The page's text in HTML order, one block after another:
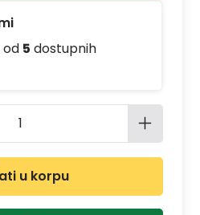
od 5 dostupnih
Unesite
u korpu